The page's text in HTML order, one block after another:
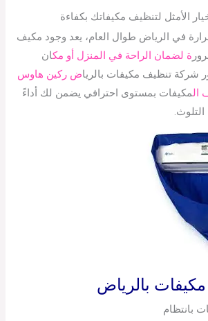
الأمثل لتنظيف مكيفاتك بكفاءة
في الرياض طوال العام، يعد وجود مكيف
ة لضمان الراحة في المنزل أو مكان
شركة تنظيف مكيفات بالرياض ركين هاوس
المكيفات بمستوى احترافي يضمن لك أداءً
التلوث.
بالرياض
بانتظام